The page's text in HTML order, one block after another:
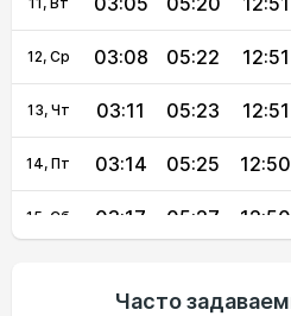
12, Ср 03:08 05:22 12:51
13, Чт 03:11 05:23 12:51
14, Пт 03:14 05:25 12:50
15, Сб 03:17 05:27 12:50
Часто